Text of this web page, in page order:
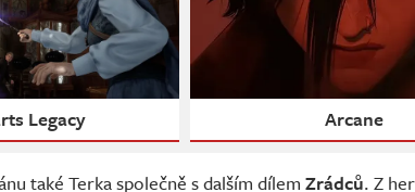
Legacy Arcane
také Terka společně s dalším dílem Zrádců. Z